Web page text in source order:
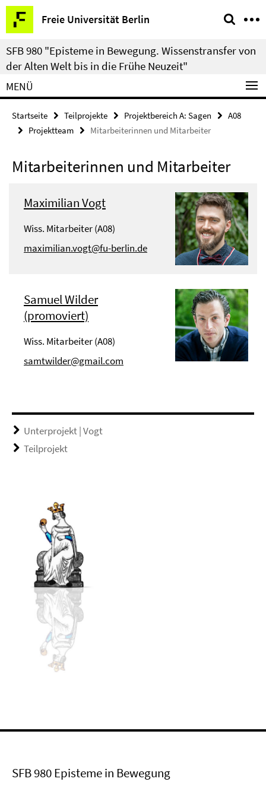
Springe
direkt
zu
Inhalt
Freie Universität Berlin
Service-
Navigation
SFB 980 "Episteme in Bewegung. Wissenstransfer von
der Alten Welt bis in die Frühe Neuzeit"
MENÜ
Startseite Teilprojekte Projektbereich A: Sagen
A08
Projektteam
Mitarbeiterinnen und Mitarbeiter
Mitarbeiterinnen und Mitarbeiter
Maximilian Vogt
Wiss. Mitarbeiter (A08)
maximilian.vogt@fu-berlin.de
Samuel Wilder
(promoviert)
Wiss. Mitarbeiter (A08)
samtwilder@gmail.com
Unterprojekt | Vogt
Teilprojekt
SFB 980 Episteme in Bewegung